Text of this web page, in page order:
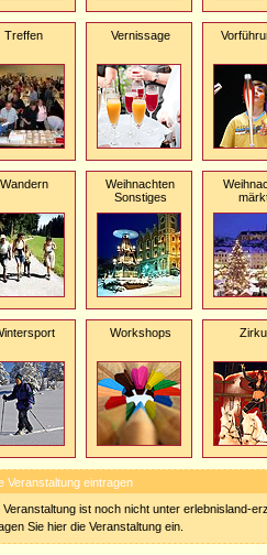
Treffen Vernissage
Wandern
Weihnachten
Sonstiges
Workshops
Veranstaltung eintragen
Veranstaltung ist noch nicht unter erlebnisland-
Sie hier die Veranstaltung ein.